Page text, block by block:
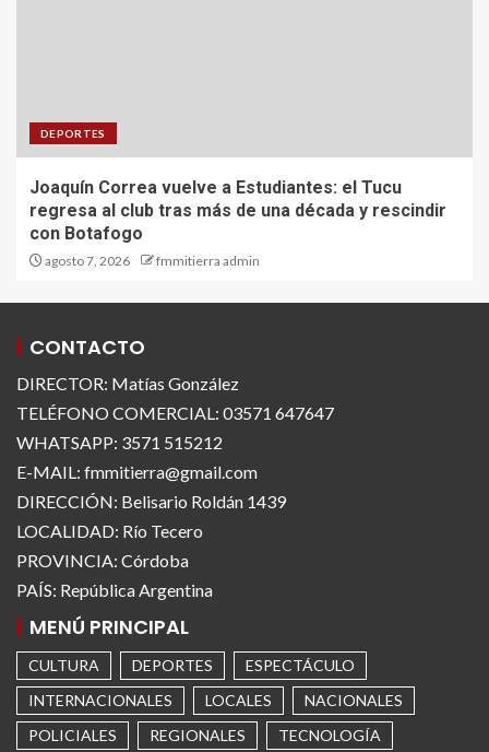
DEPORTES
Joaquín Correa vuelve a Estudiantes: el Tucu
regresa al club tras más de una década y rescindir
con Botafogo
agosto 7, 2026 fmmitierra admin
CONTACTO
DIRECTOR: Matías González
TELÉFONO COMERCIAL: 03571 647647
WHATSAPP: 3571 515212
E-MAIL: fmmitierra@gmail.com
DIRECCIÓN: Belisario Roldán 1439
LOCALIDAD: Río Tecero
PROVINCIA: Córdoba
PAÍS: República Argentina
MENÚ PRINCIPAL
CULTURA DEPORTES
ESPECTÁCULO
INTERNACIONALES
LOCALES
NACIONALES
POLICIALES
REGIONALES TECNOLOGÍA